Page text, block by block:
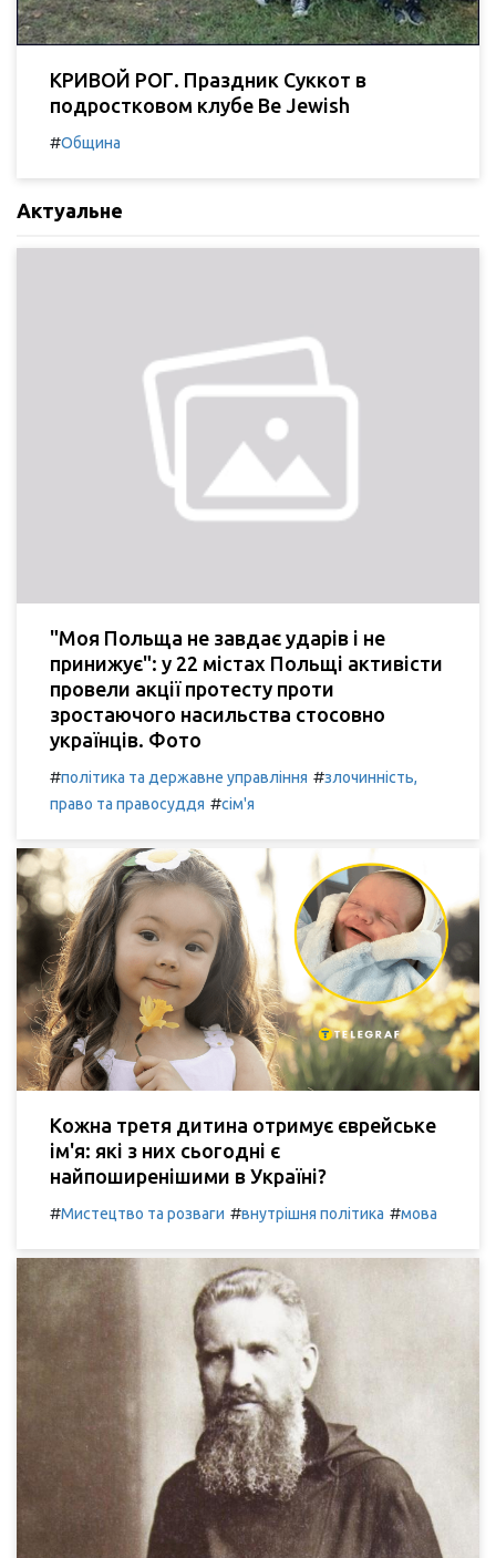
КРИВОЙ РОГ. Праздник Суккот в
подростковом клубе Be Jewish
#Община
Актуальне
"Моя Польща не завдає ударів і не
принижує": у 22 містах Польщі активісти
провели акції протесту проти
зростаючого насильства стосовно
українців. Фото
#політика та державне управління #злочинність,
право та правосуддя #сім'я
Кожна третя дитина отримує єврейське
ім'я: які з них сьогодні є
найпоширенішими в Україні?
#Мистецтво та розваги #внутрішня політика #мова